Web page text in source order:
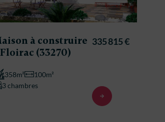
à construire
(33270)
358m²
100m²
3 chambres
335 815 €